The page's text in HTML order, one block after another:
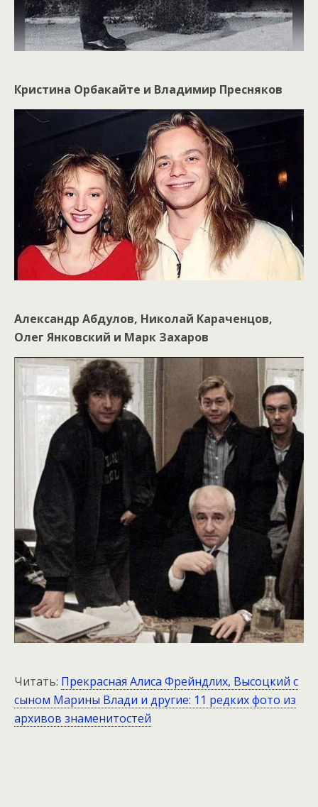
Кристина Орбакайте и Владимир Пресняков
Александр Абдулов, Николай Караченцов,
Олег Янковский и Марк Захаров
Читать: Прекрасная Алиса Фрейндлих, Высоцкий с
сыном Марины Влади и другие: 11 редких фото из
архивов знаменитостей